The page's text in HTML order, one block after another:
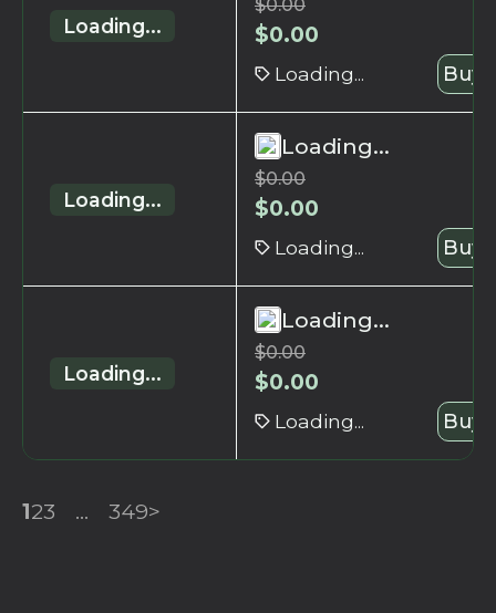
Loading...
$0.00
$0.00
Loading... Buy
Loading...
Loading...
$0.00
$0.00
Loading... Buy
Loading...
Loading...
$0.00
$0.00
Loading... Buy
123 ... 349>